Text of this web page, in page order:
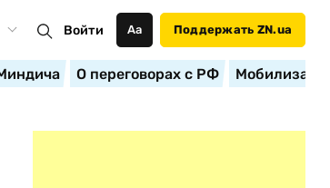
Войти Аа Поддержать ZN.ua
О переговорах с РФ